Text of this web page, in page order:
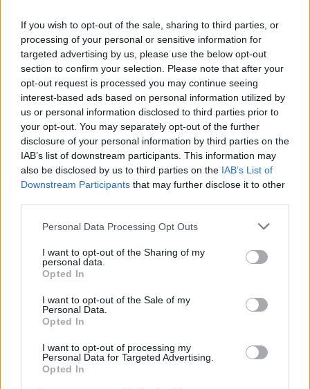
If you wish to opt-out of the sale, sharing to third parties, or
processing of your personal or sensitive information for
targeted advertising by us, please use the below opt-out
section to confirm your selection. Please note that after your
opt-out request is processed you may continue seeing
interest-based ads based on personal information utilized by
us or personal information disclosed to third parties prior to
your opt-out. You may separately opt-out of the further
disclosure of your personal information by third parties on the
IAB’s list of downstream participants. This information may
also be disclosed by us to third parties on the IAB’s List of
Downstream Participants that may further disclose it to other
Personal Data Processing Opt Outs
I want to opt-out of the Sharing of my
personal data.
Opted In
I want to opt-out of the Sale of my
Personal Data.
Opted In
I want to opt-out of processing my
Personal Data for Targeted Advertising.
Opted In